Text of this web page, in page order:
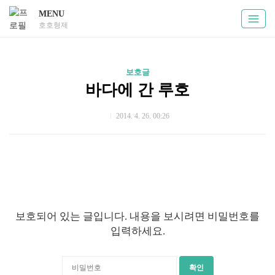
MENU
호호형제
보호글
바다에 간 루호
2014. 4. 26. 00:26
보호되어 있는 글입니다. 내용을 보시려면 비밀번호를
입력하세요.
확인